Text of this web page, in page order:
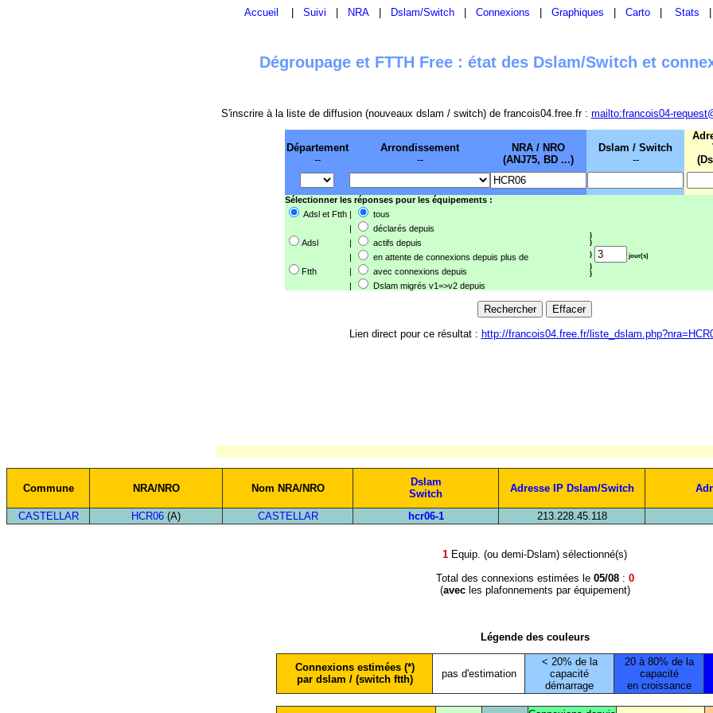
Accueil Suivi NRA Dslam/Switch Connexions Graphiques Carto Stats
Dégroupage et FTTH Free : état des Dslam/Switch et
S'inscrire à la liste de diffusion (nouveaux dslam / switch) de francois04.free.fr : mailto:francois04-
Département
--
Arrondissement
--
NRA / NRO
(ANJ75, BD ...)
Dslam / Switch
--
Sélectionner les réponses pour les équipements :
Adsl et Ftth |
tous
|
déclarés depuis
}
}
}
jour(s)
}
}
Adsl |
actifs depuis
|
en attente de connexions depuis plus de
Ftth
|
avec connexions depuis
|
Dslam migrés v1=>v2 depuis
Lien direct pour ce résultat : http://francois04.free.fr/
Commune NRA/NRO Nom NRA/NRO
Dslam
Switch
Adresse IP Dslam/Switch
CASTELLAR
HCR06 (A) CASTELLAR hcr06-1 213.228.45.118
1 Equip. (ou demi-Dslam) sélectionné(s)
Total des connexions estimées le 05/08: 0
(avecles plafonnements par équipement)
Légende des couleurs
Connexions estimées (*)
par dslam / (switch ftth)
pas d'estimation
< 20% de la
capacité
démarrage
20 à 80% de la
capacité
en croissance